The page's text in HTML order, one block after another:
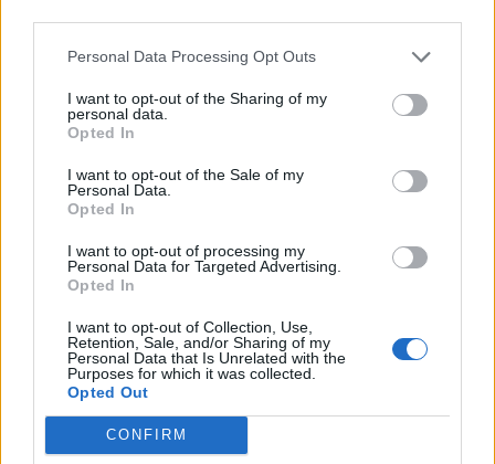
Personal Data Processing Opt Outs
I want to opt-out of the Sharing of my
personal data.
Opted In
I want to opt-out of the Sale of my
Personal Data.
Opted In
I want to opt-out of processing my
Personal Data for Targeted Advertising.
Opted In
I want to opt-out of Collection, Use,
Retention, Sale, and/or Sharing of my
Personal Data that Is Unrelated with the
Purposes for which it was collected.
Opted Out
CONFIRM
pénzügyi helyzetképpel segíti a helyi kkv-szektort.
találkozunk!Információ és jelentkezésA számviteli törvény
hatálya alá nem tartozó...
KEDVES OLVASÓNK!
A keresett cikk a portfolio.hu hírarchívumához
tartozik, melynek olvasása előfizetéses
Az előfizetés a következőket tartalmazza:
Portfolio.hu teljes cikkarchívum
Kötéslisták: BÉT elmúlt 2 év napon belüli
kötéslistái